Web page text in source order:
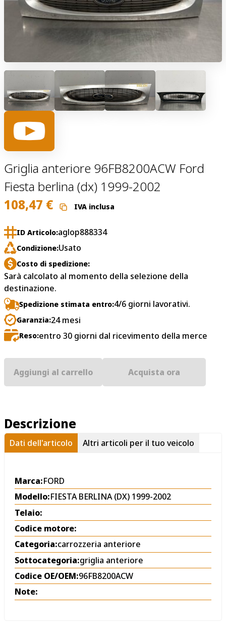
Griglia anteriore 96FB8200ACW Ford
Fiesta berlina (dx) 1999-2002
108,47 € IVA inclusa
ID Articolo:aglop888334
Condizione:Usato
Costo di spedizione:
Sarà calcolato al momento della selezione della
destinazione.
Spedizione stimata entro:4/6 giorni lavorativi.
Garanzia:24 mesi
Reso:entro 30 giorni dal ricevimento della merce
Aggiungi al carrello Acquista ora
Descrizione
Dati dell'articolo Altri articoli per il tuo veicolo
Marca:FORD
Modello:FIESTA BERLINA (DX) 1999-2002
Telaio:
Codice motore:
Categoria:carrozzeria anteriore
Sottocategoria:griglia anteriore
Codice OE/OEM:96FB8200ACW
Note: